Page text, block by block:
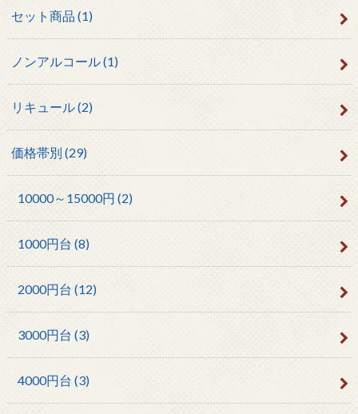
セット商品 (1)
ノンアルコール(1)
リキュール(2)
価格帯別 (29)
10000～15000円 (2)
1000円台 (8)
2000円台 (12)
3000円台 (3)
4000円台 (3)